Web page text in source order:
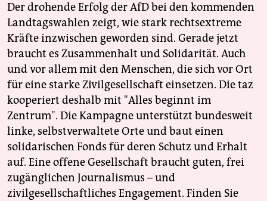
Der drohende Erfolg der AfD bei den kommenden
Landtagswahlen zeigt, wie stark rechtsextreme
Kräfte inzwischen geworden sind. Gerade jetzt
braucht es Zusammenhalt und Solidarität. Auch
und vor allem mit den Menschen, die sich vor Ort
für eine starke Zivilgesellschaft einsetzen. Die taz
kooperiert deshalb mit "Alles beginnt im
Zentrum". Die Kampagne unterstützt bundesweit
linke, selbstverwaltete Orte und baut einen
solidarischen Fonds für deren Schutz und Erhalt
auf. Eine offene Gesellschaft braucht guten, frei
zugänglichen Journalismus – und
zivilgesellschaftliches Engagement. Finden Sie